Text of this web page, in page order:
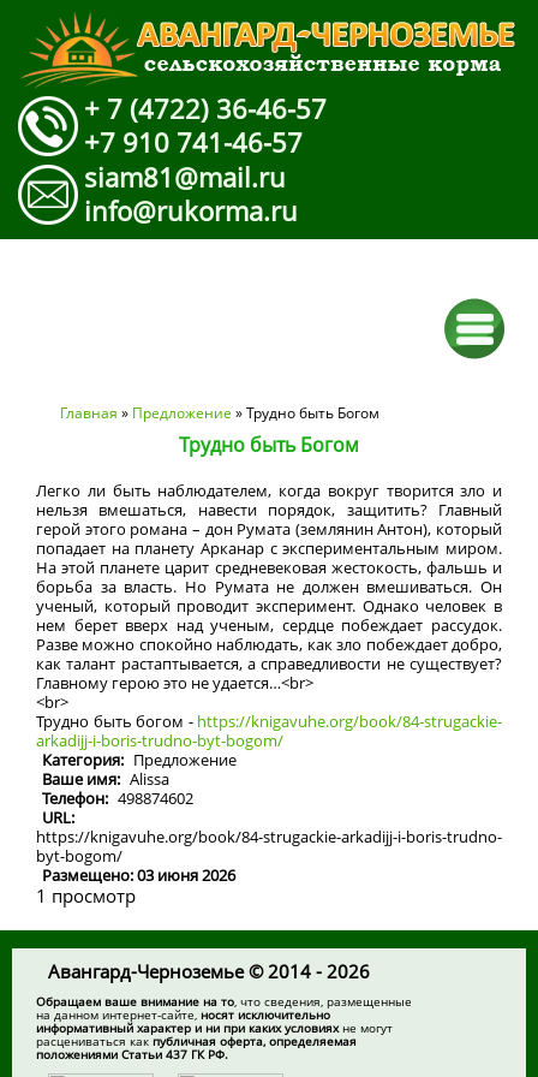
+ 7 (4722) 36-46-57
+7 910 741-46-57
siam81@mail.ru
info@rukorma.ru
Вы здесь
Главная » Предложение » Трудно быть Богом
Трудно быть Богом
Легко ли быть наблюдателем, когда вокруг творится зло и
нельзя вмешаться, навести порядок, защитить? Главный
герой этого романа – дон Румата (землянин Антон), который
попадает на планету Арканар с экспериментальным миром.
На этой планете царит средневековая жестокость, фальшь и
борьба за власть. Но Румата не должен вмешиваться. Он
ученый, который проводит эксперимент. Однако человек в
нем берет вверх над ученым, сердце побеждает рассудок.
Разве можно спокойно наблюдать, как зло побеждает добро,
как талант растаптывается, а справедливости не существует?
Главному герою это не удается…<br>
<br>
Трудно быть богом - https://knigavuhe.org/book/84-strugackie-
arkadijj-i-boris-trudno-byt-bogom/
Категория: Предложение
Ваше имя: Alissa
Телефон: 498874602
URL:
https://knigavuhe.org/book/84-strugackie-arkadijj-i-boris-trudno-
byt-bogom/
Размещено: 03 июня 2026
1 просмотр
Авангард-Черноземье © 2014 - 2026
Обращаем ваше внимание на то , что сведения, размещенные
на данном интернет-сайте, носят исключительно
информативный характер и ни при каких условияхне могут
расцениваться какпубличная оферта, определяемая
положениями Статьи 437 ГК РФ.